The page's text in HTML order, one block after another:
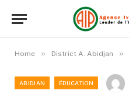
Home » District A. Abidjan »
ABIDJAN ÉDUCATION